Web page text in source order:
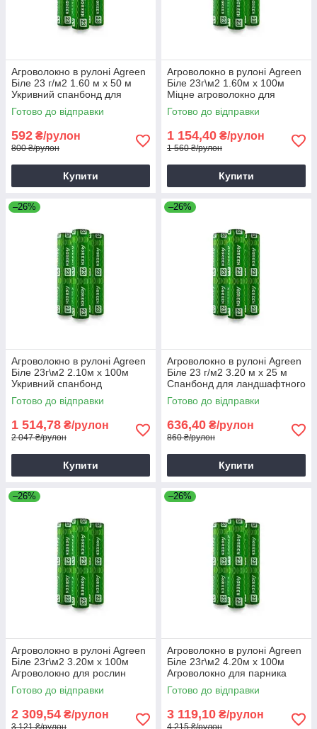
Агроволокно в рулоні Agreen
Біле 23 г/м2 1.60 м х 50 м
Укривний спанбонд для
грядок
Готово до відправки
592 ₴/рулон
800 ₴/рулон
Купити
Агроволокно в рулоні Agreen
Біле 23г\м2 1.60м х 100м
Міцне агроволокно для
укриття саджанців
Готово до відправки
1 154,40 ₴/рулон
1 560 ₴/рулон
Купити
–26%
Агроволокно в рулоні Agreen
Біле 23г\м2 2.10м х 100м
Укривний спанбонд
Агроволокно для грядок
Готово до відправки
1 514,78 ₴/рулон
2 047 ₴/рулон
Купити
–26%
Агроволокно в рулоні Agreen
Біле 23 г/м2 3.20 м х 25 м
Спанбонд для ландшафтного
дизайну
Готово до відправки
636,40 ₴/рулон
860 ₴/рулон
Купити
–26%
Агроволокно в рулоні Agreen
Біле 23г\м2 3.20м х 100м
Агроволокно для рослин
Готово до відправки
2 309,54 ₴/рулон
3 121 ₴/рулон
–26%
Агроволокно в рулоні Agreen
Біле 23г\м2 4.20м х 100м
Агроволокно для парника
Спанбонд для грядок
Готово до відправки
3 119,10 ₴/рулон
4 215 ₴/рулон